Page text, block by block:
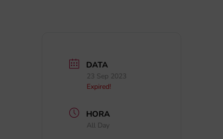
DATA
23 Sep 2023
Expired!
HORA
All Day